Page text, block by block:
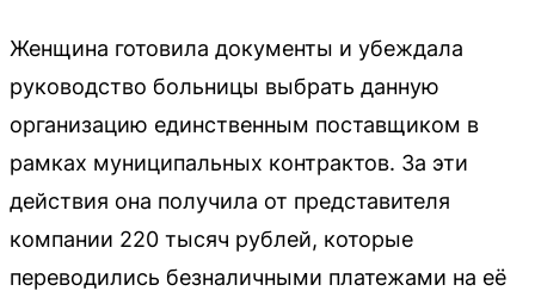
Женщина готовила документы и убеждала
руководство больницы выбрать данную
организацию единственным поставщиком в
рамках муниципальных контрактов. За эти
действия она получила от представителя
компании 220 тысяч рублей, которые
переводились безналичными платежами на её